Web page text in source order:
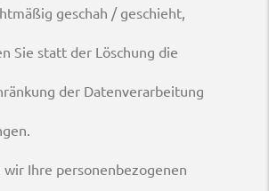
geschah / geschieht,
Sie statt der Löschung die
der Datenverarbeitung
wir Ihre personenbezogenen